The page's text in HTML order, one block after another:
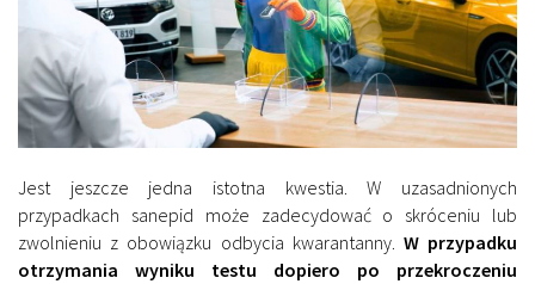
Jest jeszcze jedna istotna kwestia. W uzasadnionych
przypadkach sanepid może zadecydować o skróceniu lub
zwolnieniu z obowiązku odbycia kwarantanny. W przypadku
otrzymania wyniku testu dopiero po przekroczeniu